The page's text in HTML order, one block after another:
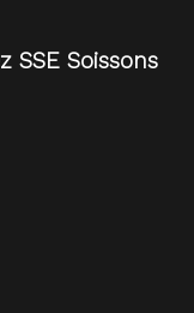
SSE Soissons